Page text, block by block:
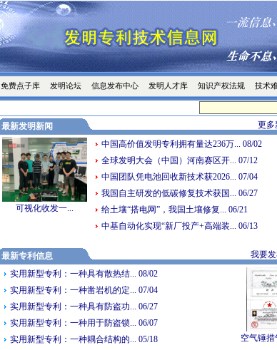
免费点子库 发明论坛 信息发布中心 发明人才库 知识产权法规 技术
最新发明新闻 更多
可视化收发一...
中国高价值发明专利拥有量达236万... 08/02
全球发明大会（中国）河南赛区开... 07/12
中国团队凭电池回收新技术获2026... 07/04
我国自主研发的低碳修复技术获国... 06/27
给土壤“搭电网”，我国土壤修复... 06/21
中基自动化实现“新厂投产+高端装... 06/13
最新专利信息
我要
实用新型专利：一种具有散热结... 08/02
实用新型专利：一种凿岩机的定... 07/04
实用新型专利：一种具有防盗功... 06/27
实用新型专利：一种用于防盗锁... 06/07
实用新型专利：一种耦合结构的... 05/18
空气锤措